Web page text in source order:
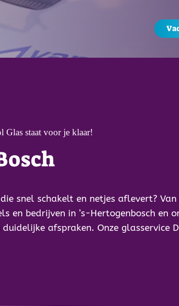
Glas staat voor je klaar!
snel schakelt en netjes aflevert?
en bedrijven in ’s-Hertogenbosch en
afspraken. Onze glasservice